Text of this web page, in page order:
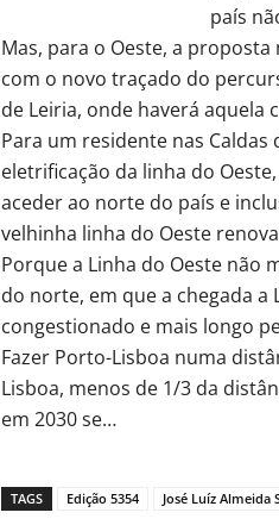
país
Mas, para o Oeste, a
com o novo traçado do
de Leiria, onde haverá aquela
Para um residente nas
eletrificação da linha do
aceder ao norte do país e
velhinha linha do Oeste
Porque a Linha do Oeste não
do norte, em que a chegada
congestionado e mais longo
Fazer Porto-Lisboa numa
Lisboa, menos de 1/3 da
em 2030 se…
TAGS Edição 5354 José Luíz Almeida